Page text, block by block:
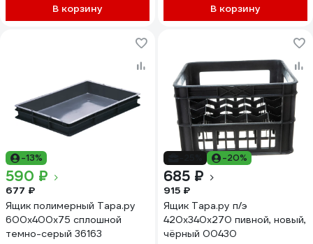
В корзину В корзину
-13%
590 ₽
677 ₽
Ящик полимерный Тара.ру
600x400x75 сплошной
темно-серый 36163
-20%
685 ₽
915 ₽
Ящик Тара.ру п/э
420х340х270 пивной, новый,
чёрный 00430